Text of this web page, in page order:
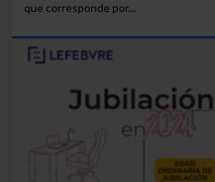
que corresponde por...